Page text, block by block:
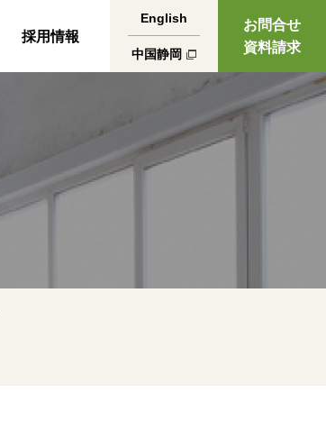
採用情報
English
中国静岡
お問合せ
資料請求